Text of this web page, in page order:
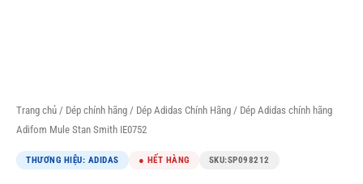
Trang chủ / Dép chính hãng / Dép Adidas Chính Hãng / Dép Adidas chính hãng
Adifom Mule Stan Smith IE0752
THƯƠNG HIỆU: ADIDAS ● HẾT HÀNG SKU:SP098212